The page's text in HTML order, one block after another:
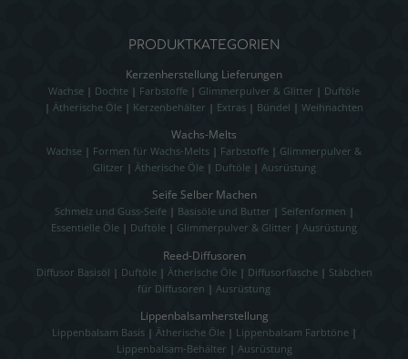
PRODUKTKATEGORIEN
Kerzenherstellung Lieferungen
Wachse | Dochte | Farbstoffe | Glimmerpulver & Glitter | Duftöle
| Ätherische Öle | Kerzenbehälter | Extras | Bündel | Weihnachten
Wachs-Melts
Wachse | Formen für Wachs-Melts | Farbstoffe | Glimmerpulver &
Glitzer | Ätherische Öle| Duftöle| Ausrüstung
Seife Selber Machen
Schmelz und Guss-Seife| Basisöle und Butter | Seifenformen |
Essentielle Öle | Duftöle | Glimmerpulver & Glitter | Ausrüstung
Reed-Diffusoren
Diffusor Basisöl | Duftöle| Ätherische Öle| Diffusorflasche| Stäbchen
für Diffusoren | Ausrüstung
Lippenbalsamherstellung
Lippenbalsam Basis| Ätherische Öle| Lippenbalsam Farbtöne|
Lippenbalsam-Behälter | Ausrüstung